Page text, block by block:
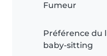
Fumeur
Préférence du
baby-sitting